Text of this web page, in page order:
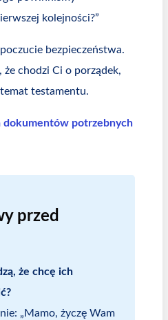
kolejności?”
bezpieczeństwa.
że chodzi Ci o porządek,
testamentu.
dokumentów potrzebnych
przed
że chcę ich
„Mamo, życzę Wam